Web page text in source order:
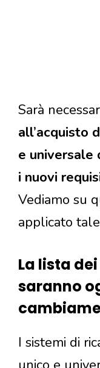
Sarà
all’acquisto
e
i nuovi
Vediamo su
applicato
La lista
saranno
I sistemi di